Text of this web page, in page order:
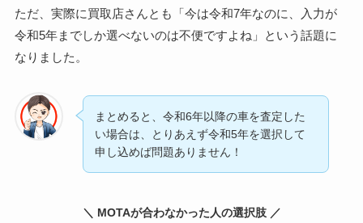
ただ、実際に買取店さんとも「今は令和7年なのに、入力が
令和5年までしか選べないのは不便ですよね」という話題に
なりました。
まとめると、令和6年以降の車を査定した
い場合は、とりあえず令和5年を選択して
申し込めば問題ありません！
＼ MOTAが合わなかった人の選択肢 ／